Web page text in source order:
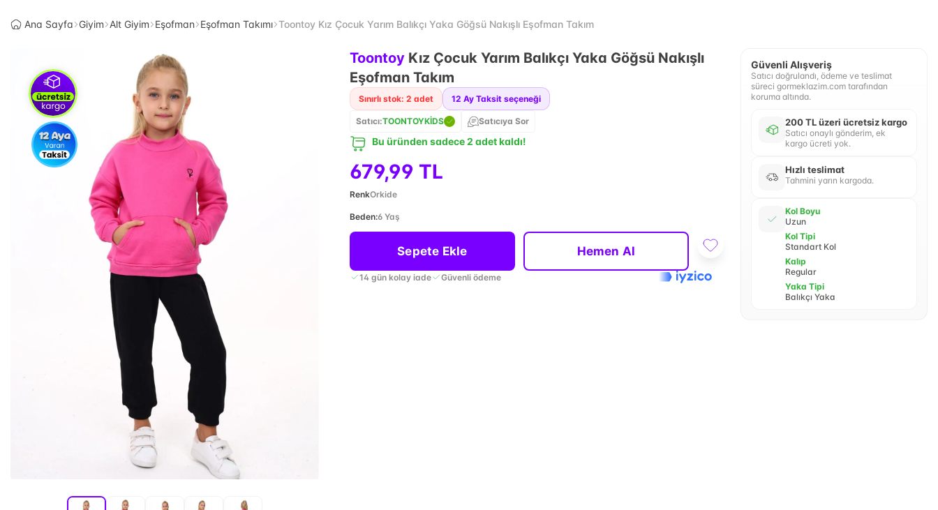
Ana Sayfa Giyim Alt Giyim Eşofman Eşofman Takımı Toontoy Kız Çocuk Yarım Balıkçı Yaka Göğsü Nakışlı Eşofman Takım
Toontoy Kız Çocuk Yarım Balıkçı Yaka Göğsü Nakışlı
Eşofman Takım
Sınırlı stok: 2 adet 12 Ay Taksit seçeneği
Satıcı:TOONTOYKİDS Satıcıya Sor
Bu üründen sadece 2 adet kaldı!
679,99 TL
RenkOrkide
Beden:6 Yaş
Sepete Ekle Hemen Al
14 gün kolay iade Güvenli ödeme
Güvenli Alışveriş
Satıcı doğrulandı, ödeme ve teslimat
süreci gormeklazim.com tarafından
koruma altında.
200 TL üzeri ücretsiz kargo
Satıcı onaylı gönderim, ek
kargo ücreti yok.
Hızlı teslimat
Tahmini yarın kargoda.
Kol Boyu
Uzun
Kol Tipi
Standart Kol
Kalıp
Regular
Yaka Tipi
Balıkçı Yaka